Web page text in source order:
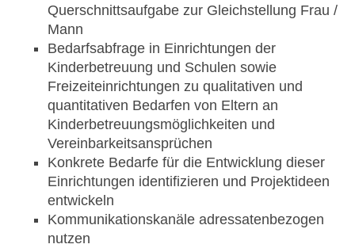
Querschnittsaufgabe zur Gleichstellung Frau /
Mann
Bedarfsabfrage in Einrichtungen der
Kinderbetreuung und Schulen sowie
Freizeiteinrichtungen zu qualitativen und
quantitativen Bedarfen von Eltern an
Kinderbetreuungsmöglichkeiten und
Vereinbarkeitsansprüchen
Konkrete Bedarfe für die Entwicklung dieser
Einrichtungen identifizieren und Projektideen
entwickeln
Kommunikationskanäle adressatenbezogen
nutzen